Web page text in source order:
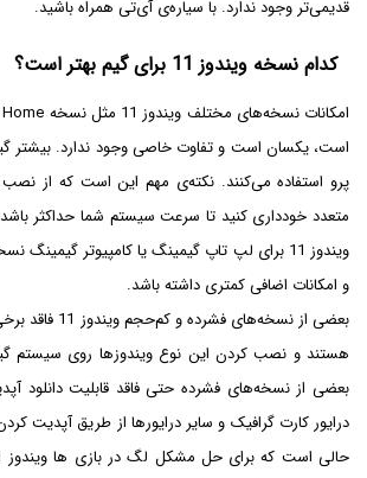
قدیمی‌تر وجود ندارد. با سیاره‌ی آی‌تی همراه باشید.
کدام نسخه ویندوز 11 برای گیم بهتر است؟
است، یکسان است و تفاوت خاصی وجود ندارد. بیشتر
پرو استفاده می‌کنند. نکته‌ی مهم این است که از نصب
متعدد خودداری کنید تا سرعت سیستم شما حداکثر
ویندوز 11 برای لپ تاپ گیمینگ یا کامپیوتر
و امکانات اضافی کمتری داشته باشد.
بعضی از نسخه‌های
هستند و نصب کردن این نوع ویندوزها روی سیستم
بعضی از نسخه‌های فشرده حتی فاقد قابلیت دانلود
درایور کارت گرافیک و سایر درایورها از طریق آپدیت